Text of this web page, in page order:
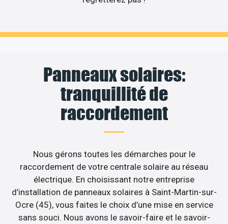
Panneaux solaires:
tranquillité de
raccordement
Nous gérons toutes les démarches pour le
raccordement de votre centrale solaire au réseau
électrique. En choisissant notre entreprise
d’installation de panneaux solaires à Saint-Martin-sur-
Ocre (45), vous faites le choix d’une mise en service
sans souci. Nous avons le savoir-faire et le savoir-